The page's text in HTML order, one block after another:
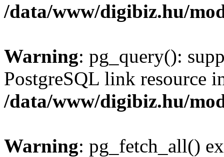
/data/www/digibiz.hu/
Warning: pg_query():
PostgreSQL link resource
/data/www/digibiz.hu/
Warning: pg_fetch_all()